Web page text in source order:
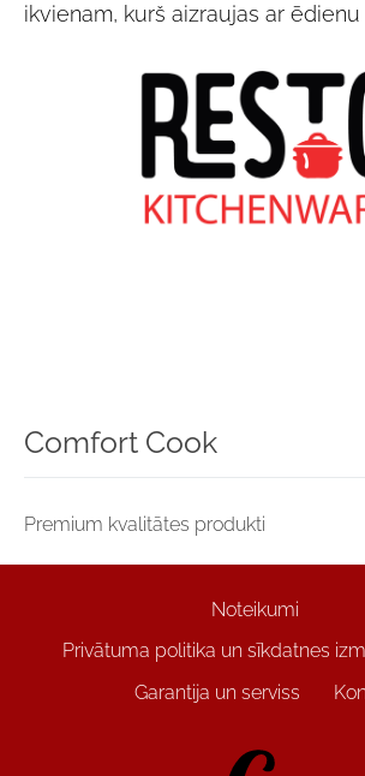
Comfort Cook
Premium kvalitātes produkti
ikvienam, kurš aizraujas ar
Noteikumi
Privātuma politika un sīkdatnes
Garantija un serviss